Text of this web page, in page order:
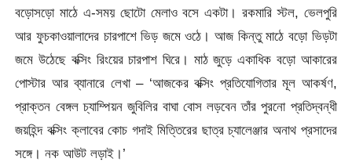
বড়োসড়ো মাঠে এ-সময় ছোটো মেলাও বসে একটা। রকমারি স্টল, ভেলপুরি
আর ফুচকাওয়ালাদের চারপাশে ভিড় জমে ওঠে। আজ কিন্তু মাঠে বড়ো ভিড়টা
জমে উঠেছে বক্সিং রিংয়ের চারপাশ ঘিরে। মাঠ জুড়ে একাধিক বড়ো আকারের
পোস্টার আর ব্যানারে লেখা – ‘আজকের বক্সিং প্রতিযোগিতার মূল আকর্ষণ,
প্রাক্তন বেঙ্গল চ্যাম্পিয়ন জুবিলির বাঘা বোস লড়বেন তাঁর পুরনো প্রতিদ্বন্ধী
জয়হিন্দ বক্সিং ক্লাবের কোচ গদাই মিত্তিরের ছাত্র চ্যালেঞ্জার অনাথ প্রসাদের
সঙ্গে। নক আউট লড়াই।’